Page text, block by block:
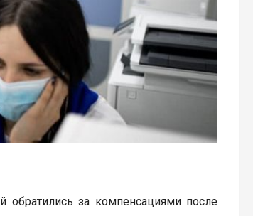
обратились за компенсациями после